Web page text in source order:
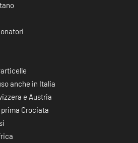
anche in Italia
e Austria
Crociata